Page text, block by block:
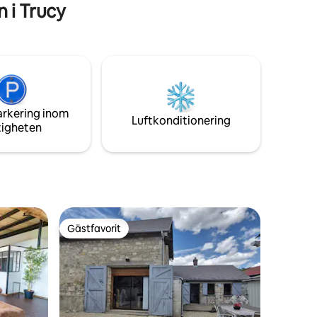
i Trucy
inom
Luftkonditionering
Gästfavorit
Gästfavorit